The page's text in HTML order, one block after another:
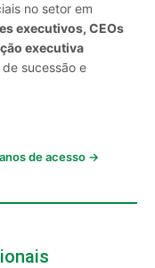
no setor em
executivos, CEOs
executiva
sucessão e
de acesso →